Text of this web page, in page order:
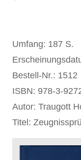
Umfang: 187 S.
Bestell-Nr.: 1512
ISBN: 978-3-
Autor: Traugott
Titel: